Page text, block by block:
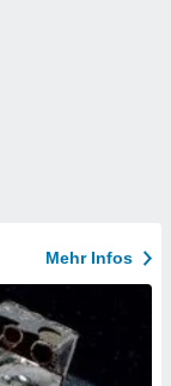
Mehr Infos